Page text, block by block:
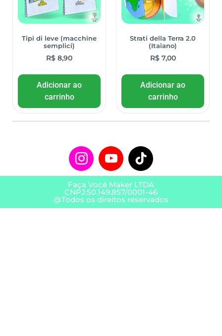
Tipi di leve (macchine
semplici)
R$ 8,90
Adicionar ao
carrinho
Strati della Terra 2.0
(Itaiano)
R$7,00
Adicionar ao
carrinho
Faça Você Maker LTDA
CNPJ:50.149.857/0001-46
@Todos os direitos reservados